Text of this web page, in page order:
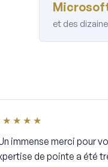
et des
immense merci pour
de pointe a été